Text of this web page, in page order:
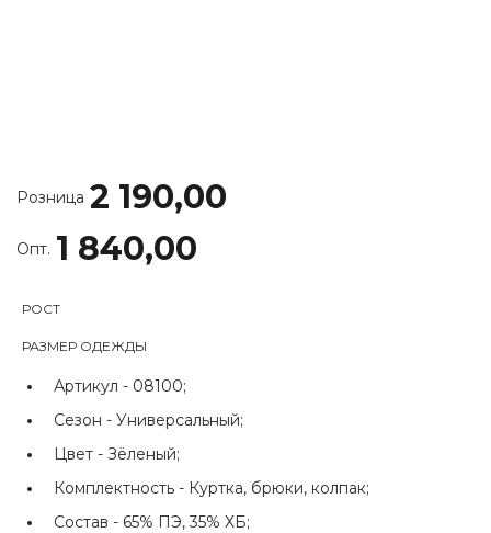
Розница 2 190,00
Опт. 1 840,00
РОСТ
РАЗМЕР ОДЕЖДЫ
Артикул - 08100;
Сезон - Универсальный;
Цвет - Зёленый;
Комплектность - Куртка, брюки, колпак;
Состав - 65% ПЭ, 35% ХБ;